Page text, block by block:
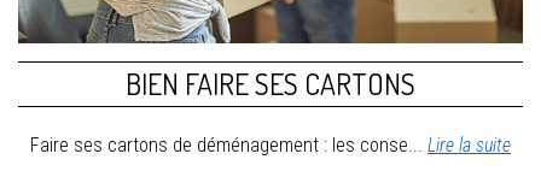
BIEN FAIRE SES CARTONS
Faire ses cartons de déménagement : les conse... Lire la suite